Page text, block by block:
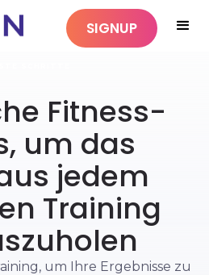
SIGNUP
Fitness-
um das
jedem
Training
um Ihre Ergebnisse zu